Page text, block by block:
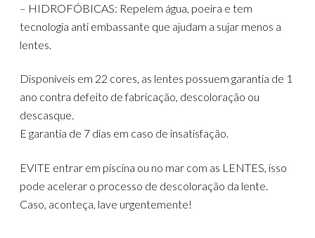
– HIDROFÓBICAS: Repelem água, poeira e tem
tecnologia anti embassante que ajudam a sujar menos a
lentes.
Disponíveis em 22 cores, as lentes possuem garantia de 1
ano contra defeito de fabricação, descoloração ou
descasque.
E garantia de 7 dias em caso de insatisfação.
EVITE entrar em piscina ou no mar com as LENTES, isso
pode acelerar o processo de descoloração da lente.
Caso, aconteça, lave urgentemente!